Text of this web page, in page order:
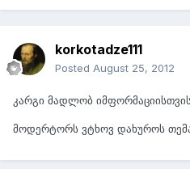
korkotadze111
Posted August 25, 2012
კარგი მადლობ იმფორმაციისთვის
მოდერტორს ვტხოვ დახუროს